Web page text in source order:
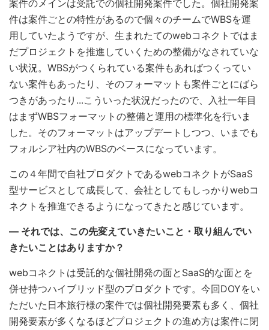
案件のメインは受託での個社開発案件でした。個社開発案
件は案件ごとの特性があるので個々のチームでWBSを運
用していたようですが、生まれたてのwebコネクトではま
だプロジェクトを推進していくための整備がなされていな
い状況。WBSがつくられている案件もあればつくってい
ない案件もあったり、そのフォーマットも案件ごとにばら
つきがあったり...こういった状況だったので、入社一年目
はまずWBSフォーマットの整備と運用の標準化を行いま
した。そのフォーマットはアップデートしつつ、いまでも
フォルシア社内のWBSのベースになっています。
この４年間で自社プロダクトであるwebコネクトがSaaS
型サービスとして成長して、会社としてもしっかりwebコ
ネクトを推進できるようになってきたと感じています。
― それでは、この先変えていきたいこと・取り組んでい
きたいことはありますか？
webコネクトは受託的な個社開発の面とSaaS的な面とを
併せ持つハイブリッド型のプロダクトです。今回DOYをい
ただいた日本旅行様の案件では個社開発要素も多く、個社
開発要素が多くなるほどプロジェクトの進め方は案件に閉